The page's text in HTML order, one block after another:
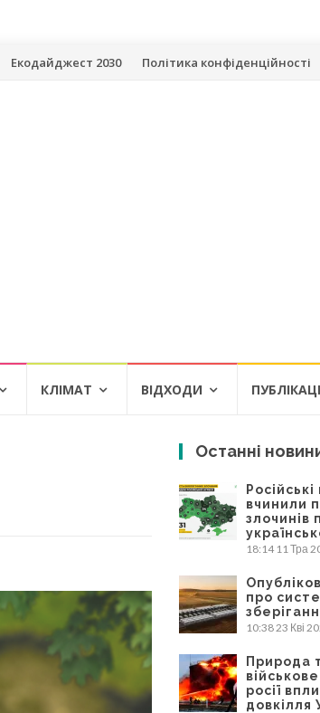
Екодайджест 2030 Політика конфіденційності
КЛІМАТ ВІДХОДИ
Останні
Російські
вчинили
злочинів
18:14 11 Тра
про
10:3823 Кві
Природа
росії
довкілля